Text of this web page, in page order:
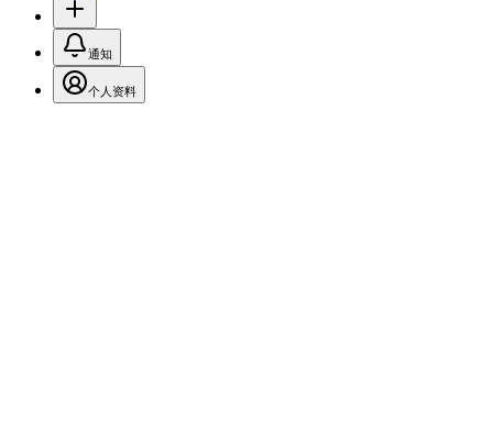
通知
个人资料